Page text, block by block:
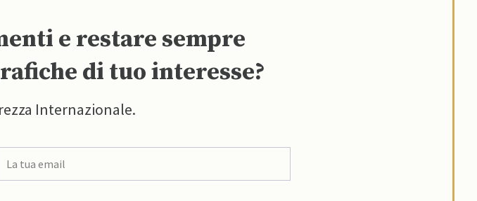
e restare sempre
di tuo interesse?
Internazionale.